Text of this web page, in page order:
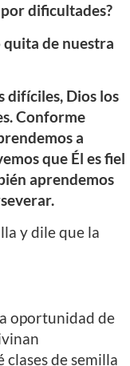
dificultades?
quita de nuestra
difíciles, Dios los
Conforme
a
que Él es fiel
aprendemos
y dile que la
oportunidad de
de semilla